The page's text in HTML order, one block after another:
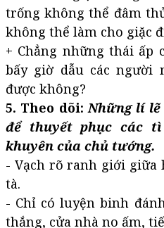
trống không thể đâm
không thể làm cho giặc
+ Chẳng những thái ấp
bấy giờ dẫu các người
được không?
5. Theo dõi:Những lí lẽ
để thuyết phục các
khuyên của chủ tướng.
- Vạch rõ ranh giới giữa
tà.
- Chỉ có luyện binh
thắng, cửa nhà no ấm,